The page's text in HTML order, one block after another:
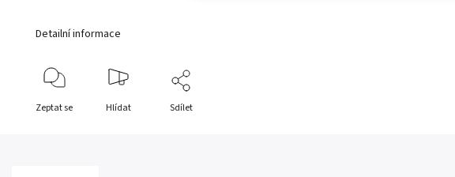
Detailní informace
Zeptat se Hlídat Sdílet